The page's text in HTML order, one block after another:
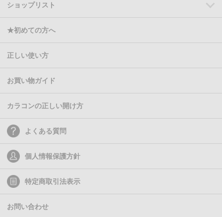
ショップリスト
★初めての方へ
正しい使い方
お買い物ガイド
カラコンの正しい開け方
よくある質問
個人情報保護方針
特定商取引法表示
お問い合わせ